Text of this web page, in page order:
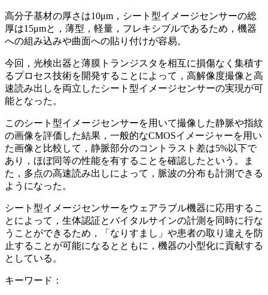
高分子基材の厚さは10μm，シート型イメージセンサーの総
厚は15μmと，薄型，軽量，フレキシブルであるため，機器
への組み込みや曲面への貼り付けが容易。
今回，光検出器と薄膜トランジスタを相互に損傷なく集積す
るプロセス技術を開発することによって，高解像度撮像と高
速読み出しを両立したシート型イメージセンサーの実現が可
能となった。
このシート型イメージセンサーを用いて撮像した静脈や指紋
の画像を評価した結果，一般的なCMOSイメージャーを用い
た画像と比較して，静脈部分のコントラスト差は5%以下で
あり，ほぼ同等の性能を有することを確認したという。ま
た，多点の高速読み出しによって，脈波の分布も計測できる
ようになった。
シート型イメージセンサーをウェアラブル機器に応用するこ
とによって，生体認証とバイタルサインの計測を同時に行な
うことができるため，「なりすまし」や患者の取り違えを防
止することが可能になるとともに，機器の小型化に貢献する
としている。
キーワード：